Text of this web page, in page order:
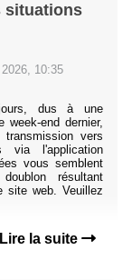
situations
10:35
dus à une
week-end dernier,
vers
via l'application
vous semblent
résultant
site web. Veuillez
Lire la suite